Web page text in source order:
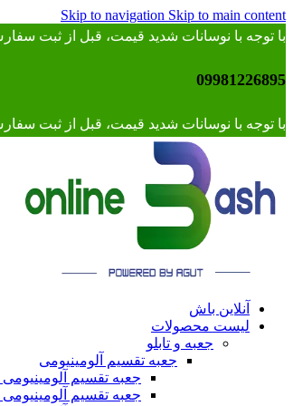
Skip to navigation Skip to main content
با توجه با نوسانات شدید قیمت، قبل از ثبت
09981226895
با توجه با نوسانات شدید قیمت، قبل از ثبت
آنلاین باش
لیست محصولات
جعبه و تابلو
جعبه تقسیم آلومینیومی
جعبه تقسیم آلومینیومی TP Electric
جعبه تقسیم آلومینیومی MA